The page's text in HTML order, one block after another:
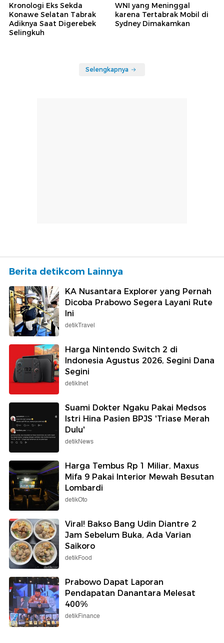
Kronologi Eks Sekda
Konawe Selatan Tabrak
Adiknya Saat Digerebek
Selingkuh
WNI yang Meninggal
karena Tertabrak Mobil di
Sydney Dimakamkan
Selengkapnya
Berita detikcom Lainnya
KA Nusantara Explorer yang Pernah
Dicoba Prabowo Segera Layani Rute
Ini
detikTravel
Harga Nintendo Switch 2 di
Indonesia Agustus 2026, Segini Dana
Segini
detikInet
Suami Dokter Ngaku Pakai Medsos
Istri Hina Pasien BPJS 'Triase Merah
Dulu'
detikNews
Harga Tembus Rp 1 Miliar, Maxus
Mifa 9 Pakai Interior Mewah Besutan
Lombardi
detikOto
Viral! Bakso Bang Udin Diantre 2
Jam Sebelum Buka, Ada Varian
Saikoro
detikFood
Prabowo Dapat Laporan
Pendapatan Danantara Melesat
400%
detikFinance